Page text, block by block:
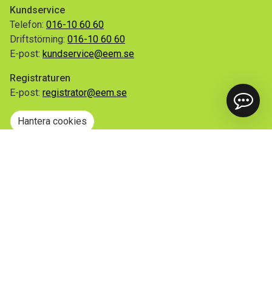
Kundservice
Telefon: 016-10 60 60
Driftstörning: 016-10 60 60
E-post: kundservice@eem.se
Registraturen
E-post: registrator@eem.se
Hantera cookies